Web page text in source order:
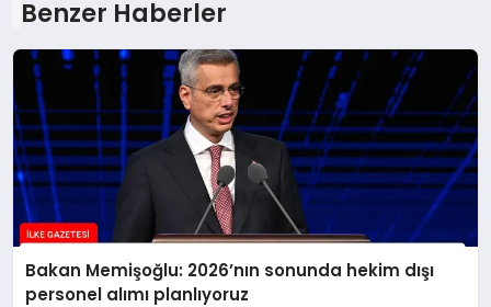
Benzer Haberler
Bakan Memişoğlu: 2026’nın sonunda hekim dışı
personel alımı planlıyoruz